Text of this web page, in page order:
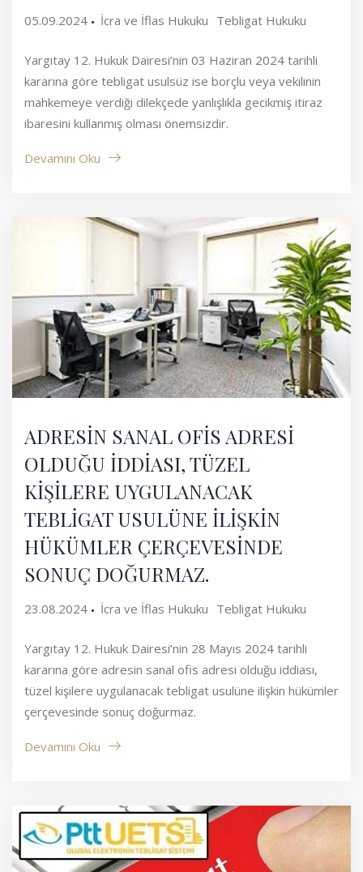
05.09.2024 İcra ve İflas Hukuku Tebligat Hukuku
Yargıtay 12. Hukuk Dairesi’nin 03 Haziran 2024 tarihli
kararına göre tebligat usulsüz ise borçlu veya vekilinin
mahkemeye verdiği dilekçede yanlışlıkla gecikmiş itiraz
ibaresini kullanmış olması önemsizdir.
Devamını Oku
ADRESİN SANAL OFİS ADRESİ
OLDUĞU İDDİASI, TÜZEL
KİŞİLERE UYGULANACAK
TEBLİGAT USULÜNE İLİŞKİN
HÜKÜMLER ÇERÇEVESİNDE
SONUÇ DOĞURMAZ.
23.08.2024 İcra ve İflas Hukuku Tebligat Hukuku
Yargıtay 12. Hukuk Dairesi’nin 28 Mayıs 2024 tarihli
kararına göre adresin sanal ofis adresi olduğu iddiası,
tüzel kişilere uygulanacak tebligat usulüne ilişkin hükümler
çerçevesinde sonuç doğurmaz.
Devamını Oku